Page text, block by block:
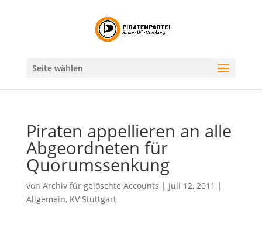
Seite wählen
Piraten appellieren an alle
Abgeordneten für
Quorumssenkung
von Archiv für gelöschte Accounts | Juli 12, 2011 |
Allgemein, KV Stuttgart